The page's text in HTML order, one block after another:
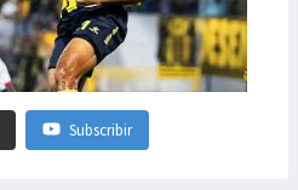
Subscribir